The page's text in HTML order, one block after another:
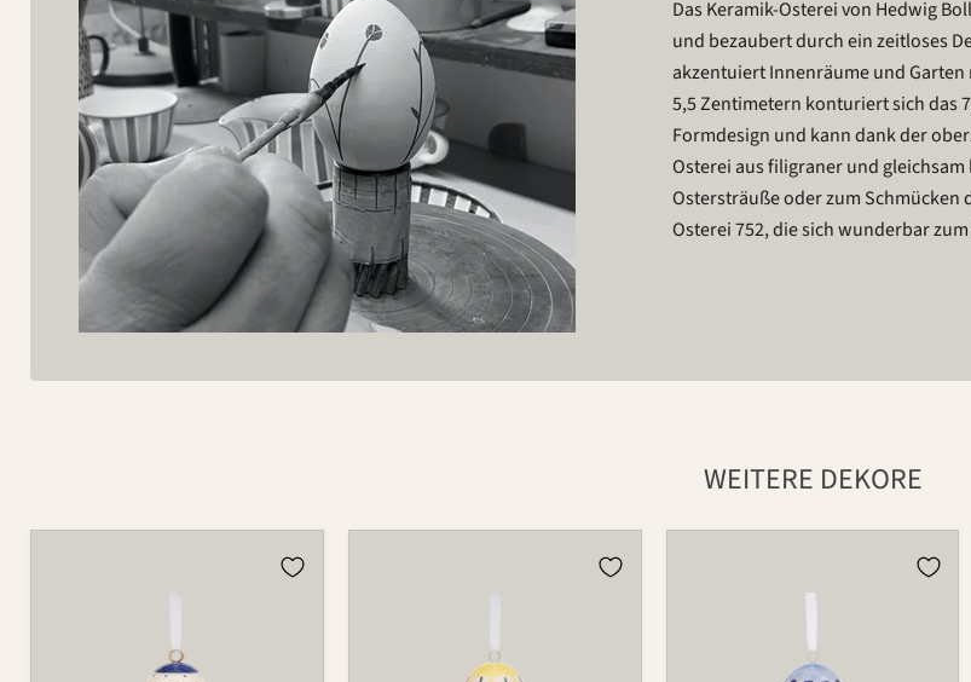
Das Keramik-Osterei von Hedwig
und bezaubert durch ein zeitloses
akzentuiert Innenräume und Garten
5,5 Zentimetern konturiert sich das
Formdesign und kann dank der
Osterei aus filigraner und
Ostersträuße oder zum Schmücken
Osterei 752, die sich wunderbar
WEITERE DEKORE